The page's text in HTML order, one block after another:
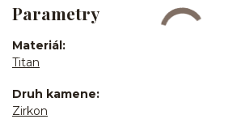
Parametry
Materiál
Titan
Druh kamene
Zirkon